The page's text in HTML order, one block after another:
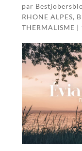
par
RHONE ALPES,
THERMALISME |